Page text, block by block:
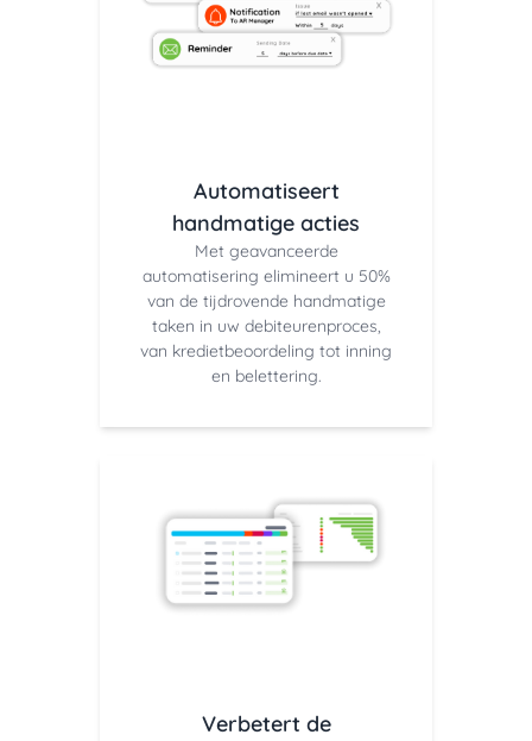
Automatiseert
handmatige acties
Met geavanceerde
automatisering elimineert u 50%
van de tijdrovende handmatige
taken in uw debiteurenproces,
van kredietbeoordeling tot inning
en belettering.
Verbetert de